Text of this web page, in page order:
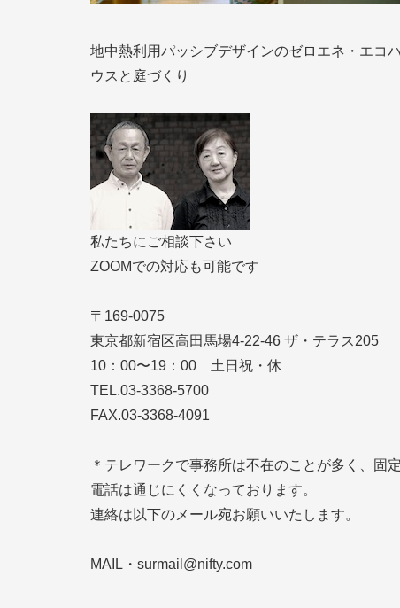
地中熱利用パッシブデザインのゼロエネ・エコハ
ウスと庭づくり
私たちにご相談下さい
ZOOMでの対応も可能です
〒169-0075
東京都新宿区高田馬場4-22-46 ザ・テラス205
10：00〜19：00 土日祝・休
TEL.03-3368-5700
FAX.03-3368-4091
＊テレワークで事務所は不在のことが多く、固定
電話は通じにくくなっております。
連絡は以下のメール宛お願いいたします。
MAIL・ surmail@nifty.com